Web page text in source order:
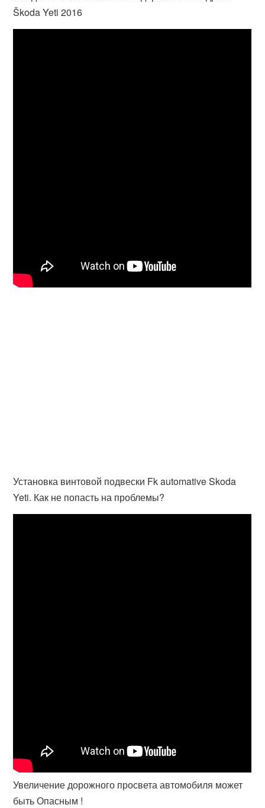
Škoda Yeti 2016
Установка винтовой подвески Fk automative Skoda
Yeti. Как не попасть на проблемы?
Увеличение дорожного просвета автомобиля может
быть Опасным !